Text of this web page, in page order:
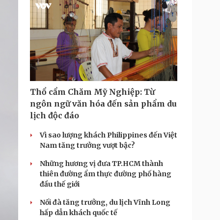
Thổ cẩm Chăm Mỹ Nghiệp: Từ
ngôn ngữ văn hóa đến sản phẩm du
lịch độc đáo
Vì sao lượng khách Philippines đến Việt
Nam tăng trưởng vượt bậc?
Những hương vị đưa TP.HCM thành
thiên đường ẩm thực đường phố hàng
đầu thế giới
Nối đà tăng trưởng, du lịch Vĩnh Long
hấp dẫn khách quốc tế